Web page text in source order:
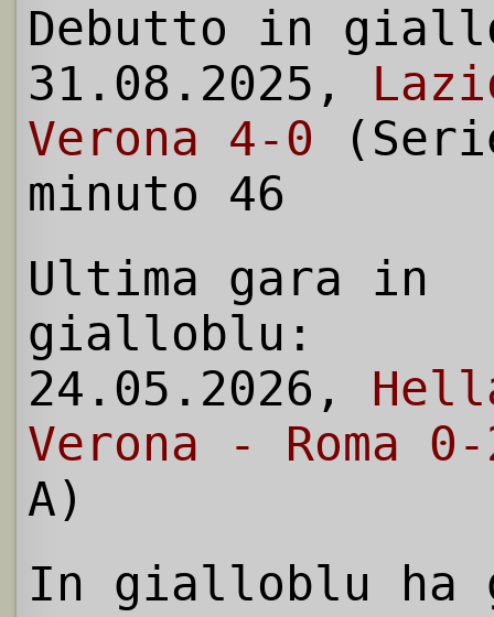
Debutto in
31.08.2025,
Verona 4-0
minuto 46
Ultima gara in
gialloblu:
24.05.2026,
Verona - Roma 0-
A)
In gialloblu ha